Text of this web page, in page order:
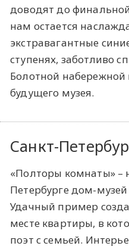
доводят до
нам остается
экстравагантные
ступенях, заботливо
Болотной
будущего музея.
Санкт-
«Полторы комнаты» –
Петербурге дом-
Удачный пример
месте квартиры, в
поэт с семьей.